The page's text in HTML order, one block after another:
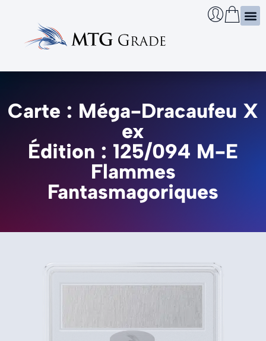
Carte : Méga-Dracaufeu X
ex
Édition : 125/094 M-E
Flammes
Fantasmagoriques